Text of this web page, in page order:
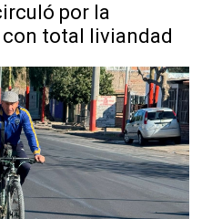
por la
total liviandad